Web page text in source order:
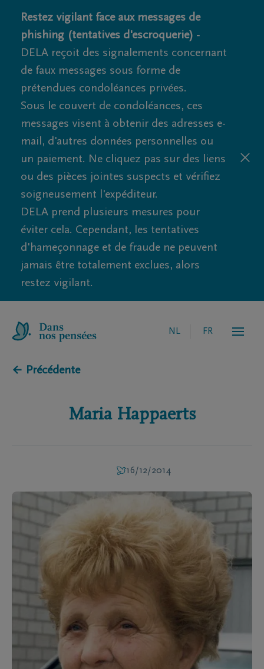
Restez vigilant face aux messages de
phishing (tentatives d'escroquerie) -
DELA reçoit des signalements concernant
de faux messages sous forme de
prétendues condoléances privées.
Sous le couvert de condoléances, ces
messages visent à obtenir des adresses e-
mail, d'autres données personnelles ou
un paiement. Ne cliquez pas sur des liens
ou des pièces jointes suspects et vérifiez
soigneusement l'expéditeur.
DELA prend plusieurs mesures pour
éviter cela. Cependant, les tentatives
d'hameçonnage et de fraude ne peuvent
jamais être totalement exclues, alors
restez vigilant.
NL FR
← Précédente
Maria Happaerts
16/12/2014